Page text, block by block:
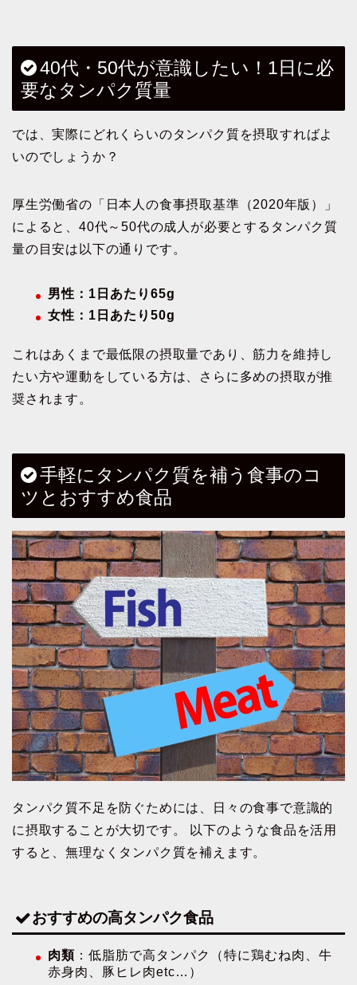
40代・50代が意識したい！1日に必
要なタンパク質量
では、実際にどれくらいのタンパク質を摂取すればよ
いのでしょうか？
厚生労働省の「日本人の食事摂取基準（2020年版）」
によると、40代～50代の成人が必要とするタンパク質
量の目安は以下の通りです。
男性：1日あたり65g
女性：1日あたり50g
これはあくまで最低限の摂取量であり、筋力を維持し
たい方や運動をしている方は、さらに多めの摂取が推
奨されます。
手軽にタンパク質を補う食事のコ
ツとおすすめ食品
タンパク質不足を防ぐためには、日々の食事で意識的
に摂取することが大切です。 以下のような食品を活用
すると、無理なくタンパク質を補えます。
おすすめの高タンパク食品
肉類 ：低脂肪で高タンパク（特に鶏むね肉、牛
赤身肉、豚ヒレ肉etc…）